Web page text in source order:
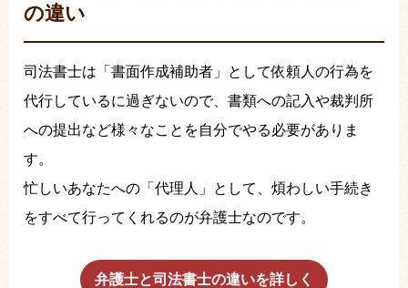
の違い
司法書士は「書面作成補助者」として依頼人の行為を
代行しているに過ぎないので、書類への記入や裁判所
への提出など様々なことを自分でやる必要がありま
す。
忙しいあなたへの「代理人」として、煩わしい手続き
をすべて行ってくれるのが弁護士なのです。
弁護士と司法書士の違いを詳しく